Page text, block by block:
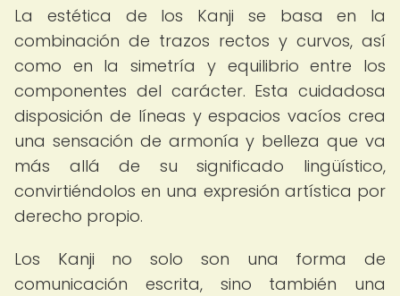
La estética de los Kanji se basa en la
combinación de trazos rectos y curvos, así
como en la simetría y equilibrio entre los
componentes del carácter. Esta cuidadosa
disposición de líneas y espacios vacíos crea
una sensación de armonía y belleza que va
más allá de su significado lingüístico,
convirtiéndolos en una expresión artística por
derecho propio.
Los Kanji no solo son una forma de
comunicación escrita, sino también una